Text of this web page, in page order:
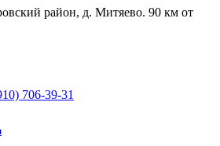
район, д. Митяево. 90 км от
706-39-31